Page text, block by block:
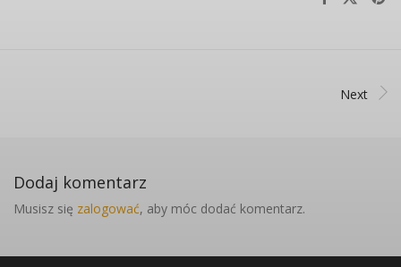
Next
Dodaj komentarz
Musisz się zalogować, aby móc dodać komentarz.